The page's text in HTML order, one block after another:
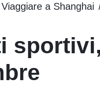
Viaggiare a Shanghai